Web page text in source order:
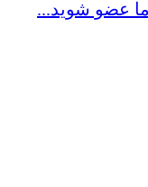
ما عضو شوید...